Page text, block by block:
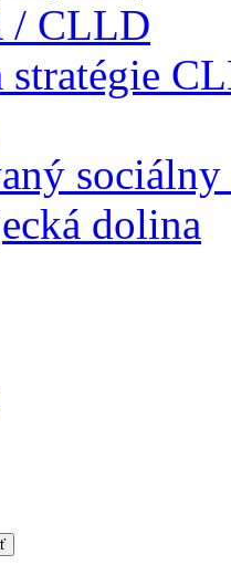
/ CLLD
stratégie
dolina